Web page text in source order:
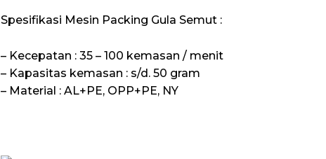
Spesifikasi Mesin Packing Gula Semut :
– Kecepatan : 35 – 100 kemasan / menit
– Kapasitas kemasan : s/d. 50 gram
– Material : AL+PE, OPP+PE, NY